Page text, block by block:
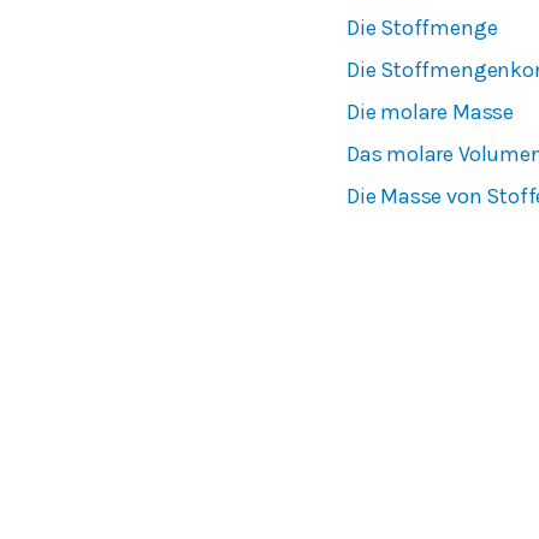
Die Stoffmenge
Die
Die molare Masse
Das molare
Die Masse von